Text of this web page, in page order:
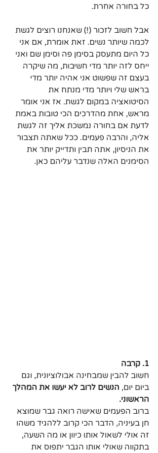
כל בחורה אחרת.
אבל חשוב לזכור (!) שאנחנו רוצים לגשת
לכמה שיותר נשים. זאת אומרת, אם אני
כל היום מתעסק בסימן פה וסימן שם ואני
ייחס לזה יותר מדי חשיבות, מה שיקרה
בעצם זה שפשוט אני אהיה יותר מדי
בראש שלי ויותר מדי מנתח את
הסיטואציה במקום לגשת. אז אני אומר
מראש, אחת מהדרכים הכי טובות באמת
לדעת אם בחורה נמשכת אליך זה לגשת
אליה, והרבה פעמים. ככל שאתה תצבור
את הניסיון, אתה תבין ותדייק יותר את
הסימנים האלה שנדבר עליהם כאן.
1. קרבה
חשוב להבין שמבחינה אבולוציונית, וגם
ביום יום, הנשים לרוב לא יעשו את המהלך
הראשוני.
ברוב הפעמים שאישה רואה גבר שמוצא
חן בעיניה, הדבר הכי קרוב ללהגיד משהו
זה אולי לשאול אותו כיוון או מה השעה,
בתקווה שאולי אותו הגבר יתפוס את